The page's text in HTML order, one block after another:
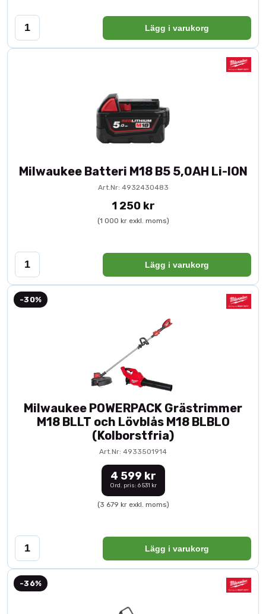
Lägg i varukorg
Milwaukee Batteri M18 B5 5,0AH Li-ION
Art.Nr: 4932430483
1 250 kr
(1 000 kr exkl. moms)
Lägg i varukorg
-30%
Milwaukee POWERPACK Grästrimmer
M18 BLLT och Lövblås M18 BLBLO
(Kolborstfria)
Art.Nr: 4933501914
4 599 kr
Ord. pris: 6 531 kr
(3 679 kr exkl. moms)
Lägg i varukorg
-36%